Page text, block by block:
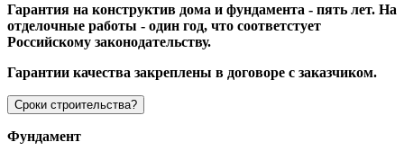
Гарантия на конструктив дома и фундамента - пять лет. На
отделочные работы - один год, что соответстует
Российскому законодательству.
Гарантии качества закреплены в договоре с заказчиком.
Сроки строительства?
Фундамент